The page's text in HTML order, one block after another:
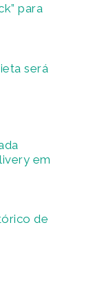
para
será
em
de